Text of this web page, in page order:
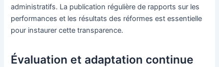
administratifs. La publication régulière de rapports sur les
performances et les résultats des réformes est essentielle
pour instaurer cette transparence.
Évaluation et adaptation continue